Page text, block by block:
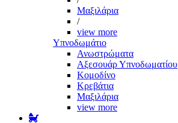
Μαξιλάρια
/
view more
Υπνοδωμάτιο
Ανωστρώματα
Αξεσουάρ Υπνοδωματίου
Κομοδίνο
Κρεβάτια
Μαξιλάρια
view more